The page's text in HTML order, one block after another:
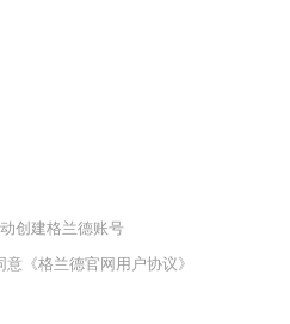
创建格兰德账号
意 《格兰德官网用户协议》